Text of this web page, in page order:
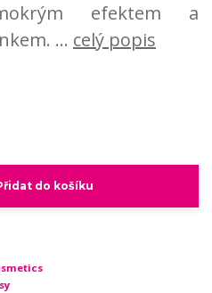
efektem a
... celý popis
do košíku